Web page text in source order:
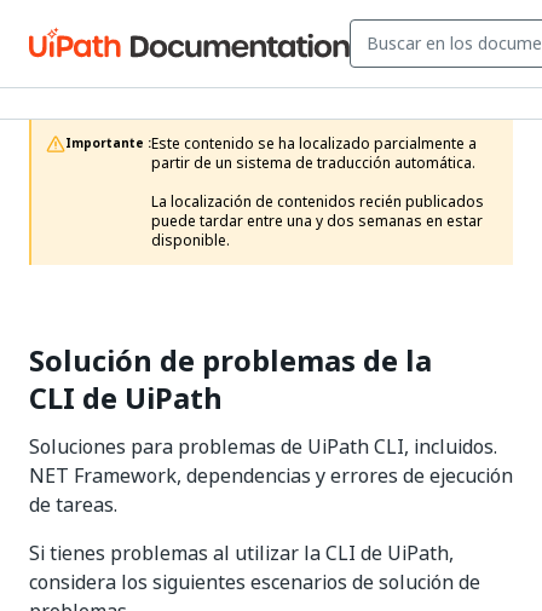
Importante :Este contenido se ha localizado parcialmente a
partir de un sistema de traducción automática.
La localización de contenidos recién publicados
puede tardar entre una y dos semanas en estar
disponible.
Solución de problemas de la
CLI de UiPath
Soluciones para problemas de UiPath CLI, incluidos.
NET Framework, dependencias y errores de ejecución
de tareas.
Si tienes problemas al utilizar la CLI de UiPath,
considera los siguientes escenarios de solución de